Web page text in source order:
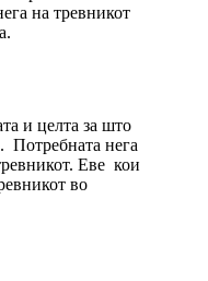
на тревникот
и целта за што
Потребната нега
Еве кои
во